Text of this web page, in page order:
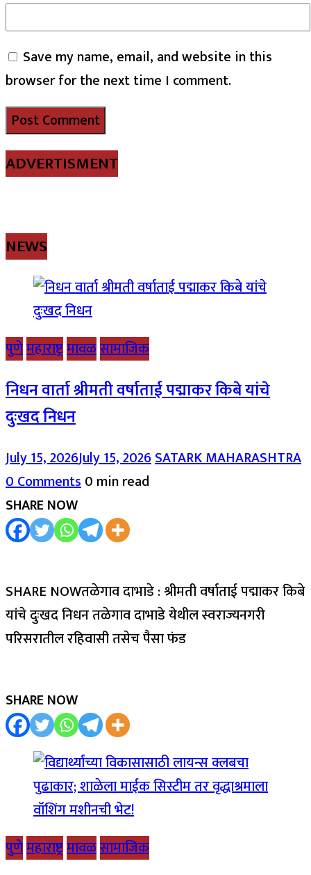
Save my name, email, and website in this
browser for the next time I comment.
ADVERTISMENT
NEWS
पुणेमहाराष्ट्रमावळसामाजिक
निधन वार्ता श्रीमती वर्षाताई पद्माकर किबे यांचे
दुःखद निधन
July 15, 2026July 15, 2026SATARK MAHARASHTRA
0 Comments0 min read
SHARE NOW
SHARE NOWतळेगाव दाभाडे : श्रीमती वर्षाताई पद्माकर किबे
यांचे दुःखद निधन तळेगाव दाभाडे येथील स्वराज्यनगरी
परिसरातील रहिवासी तसेच पैसा फंड
SHARE NOW
पुणेमहाराष्ट्रमावळसामाजिक